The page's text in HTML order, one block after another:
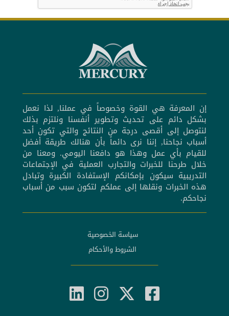
إن المعرفة هي القوة وخصوصاً في عملنا, لذا نعمل
بشكل دائم على تحديث وتطوير أنفسنا ونلتزم بذلك
لنتوصل إلى أقصى درجة من النتائج والتي تكون أحد
أسباب نجاحنا, إننا نرى دائماً بأن هنالك طريقة أفضل
للقيام بأي عمل وهذا هو دافعنا اليومي. ومعنا من
خلال طرحنا للخبرات والتجارب العملية في الإجتماعات
التدريبية سيكون بإمكانكم الإستفادة الكبيرة وتبادل
هذه الخبرات ونقلها إلى عملكم لتكون سبب من أسباب
نجاحكم.
سياسة الخصوصية
الشروط والأحكام